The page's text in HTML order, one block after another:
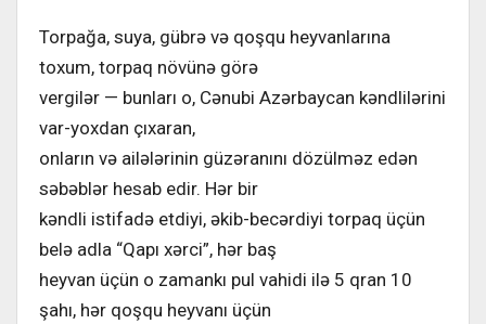
Torpağa, suya, gübrə və qoşqu heyvanlarına
toxum, torpaq növünə görə
vergilər — bunları o, Cənubi Azərbaycan kəndlilərini
var-yoxdan çıxaran,
onların və ailələrinin güzəranını dözülməz edən
səbəblər hesab edir. Hər bir
kəndli istifadə etdiyi, əkib-becərdiyi torpaq üçün
belə adla “Qapı xərci”, hər baş
heyvan üçün o zamankı pul vahidi ilə 5 qran 10
şahı, hər qoşqu heyvanı üçün